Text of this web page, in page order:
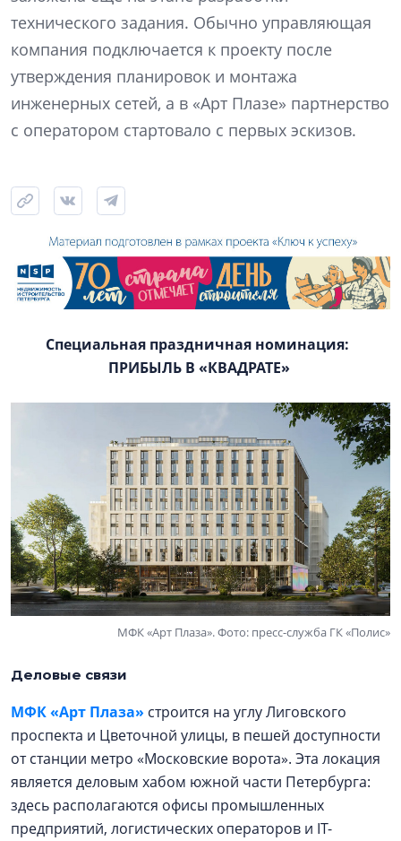
технического задания. Обычно управляющая
компания подключается к проекту после
утверждения планировок и монтажа
инженерных сетей, а в «Арт Плазе» партнерство
с оператором стартовало с первых эскизов.
Специальная праздничная номинация:
ПРИБЫЛЬ В «КВАДРАТЕ»
МФК «Арт Плаза». Фото: пресс-служба ГК «Полис»
Деловые связи
МФК «Арт Плаза» строится на углу Лиговского
проспекта и Цветочной улицы, в пешей доступности
от станции метро «Московские ворота». Эта локация
является деловым хабом южной части Петербурга:
здесь располагаются офисы промышленных
предприятий, логистических операторов и IT-